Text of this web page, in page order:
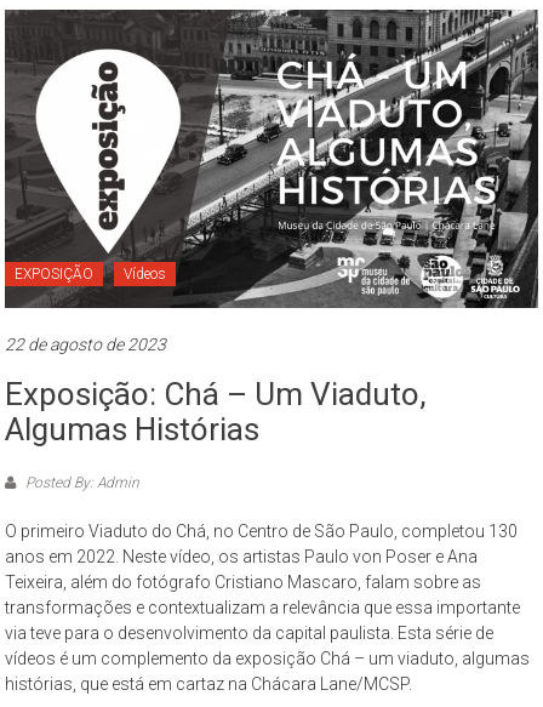
EXPOSIÇÃO Vídeos
22 de agosto de 2023
Exposição: Chá – Um Viaduto,
Algumas Histórias
Posted By: Admin
O primeiro Viaduto do Chá, no Centro de São Paulo, completou 130
anos em 2022. Neste vídeo, os artistas Paulo von Poser e Ana
Teixeira, além do fotógrafo Cristiano Mascaro, falam sobre as
transformações e contextualizam a relevância que essa importante
via teve para o desenvolvimento da capital paulista. Esta série de
vídeos é um complemento da exposição Chá – um viaduto, algumas
histórias, que está em cartaz na Chácara Lane/MCSP.